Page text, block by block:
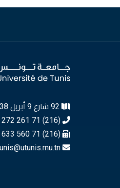
(216) 71 261 272 - 71 567 322
(216) 71 560 633